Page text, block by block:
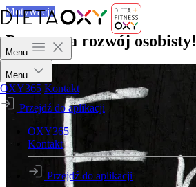
Menu
Menu
OXY365 Kontakt
Przejdź do aplikacji
OXY365
Kontakt
Przejdź do aplikacji
Motywacja
Postaw na rozwój osobisty!